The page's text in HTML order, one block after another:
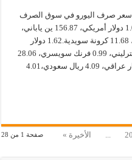
سعر صرف اليورو الثلاثاء 27 يونيو 2023 سعر صرف اليورو في سوق الصرف
العالمي، اليوم الثلاثاء 27 يونيو 2023: 1.09 دولار أمريكي، 156.87 ين ياباني،
92.55 روبل روسي، 46.30 تومان إيراني، 11.68 كرونة سويدية.1.62 دولار
استرالي، 1.43 دولار كندي، 0.85 جنيه استرليني، 0.99 فرنك سويسري، 28.06
ليرة تركية، 7.88 يوان صيني.1.430.0 دينار عراقي، 4.09 ريال سعودي،4.01
صفحة 1 من 28 20
... الأخيرة »